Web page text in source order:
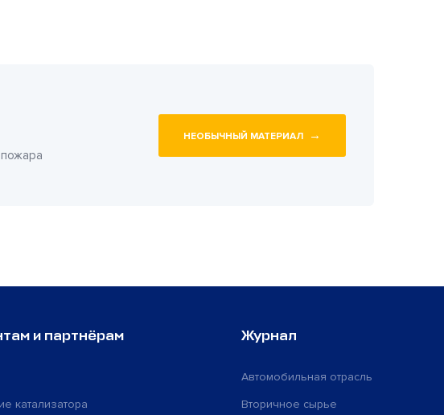
НЕОБЫЧНЫЙ МАТЕРИАЛ →
и партнёрам
катализатора
Журнал
Автомобильная отрасль
Вторичное сырье